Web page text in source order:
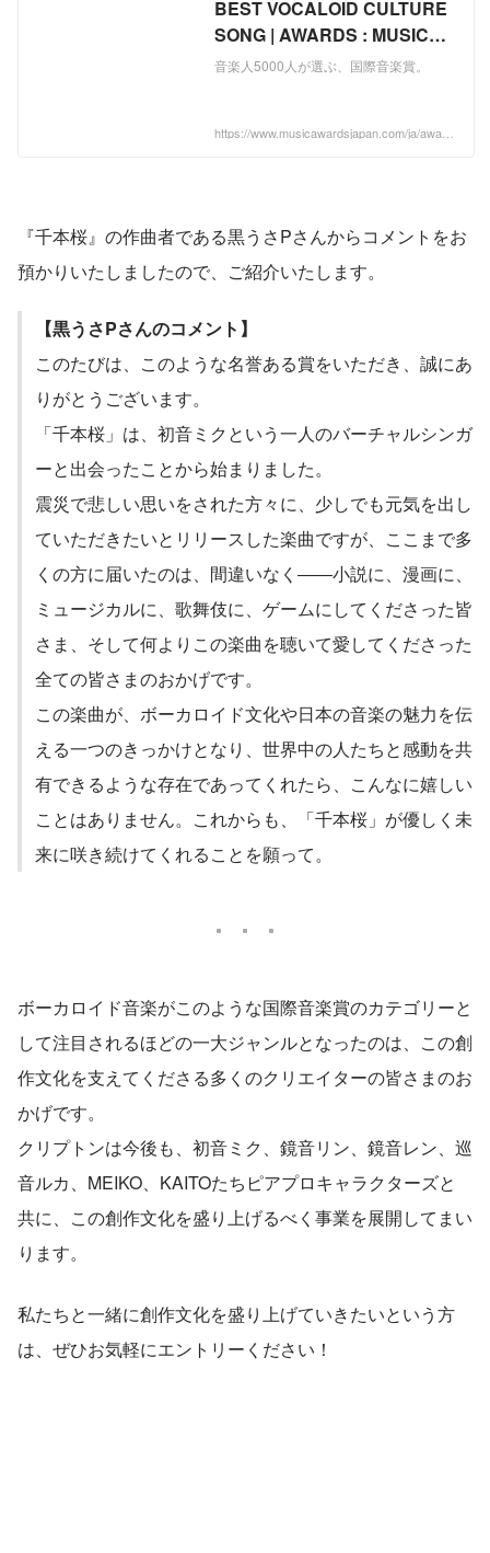
BEST VOCALOID CULTURE
SONG | AWARDS : MUSIC
AWARDS JAPAN
音楽人5000人が選ぶ、国際音楽賞。
https://www.musicawardsjapan.com/ja/award
『千本桜』の作曲者である黒うさPさんからコメントをお
預かりいたしましたので、ご紹介いたします。
【黒うさPさんのコメント】
このたびは、このような名誉ある賞をいただき、誠にあ
りがとうございます。
「千本桜」は、初音ミクという一人のバーチャルシンガ
ーと出会ったことから始まりました。
震災で悲しい思いをされた方々に、少しでも元気を出し
ていただきたいとリリースした楽曲ですが、ここまで多
くの方に届いたのは、間違いなく――小説に、漫画に、
ミュージカルに、歌舞伎に、ゲームにしてくださった皆
さま、そして何よりこの楽曲を聴いて愛してくださった
全ての皆さまのおかげです。
この楽曲が、ボーカロイド文化や日本の音楽の魅力を伝
える一つのきっかけとなり、世界中の人たちと感動を共
有できるような存在であってくれたら、こんなに嬉しい
ことはありません。これからも、「千本桜」が優しく未
来に咲き続けてくれることを願って。
ボーカロイド音楽がこのような国際音楽賞のカテゴリーと
して注目されるほどの一大ジャンルとなったのは、この創
作文化を支えてくださる多くのクリエイターの皆さまのお
かげです。
クリプトンは今後も、初音ミク、鏡音リン、鏡音レン、巡
音ルカ、MEIKO、KAITOたちピアプロキャラクターズと
共に、この創作文化を盛り上げるべく事業を展開してまい
ります。
私たちと一緒に創作文化を盛り上げていきたいという方
は、ぜひお気軽にエントリーください！